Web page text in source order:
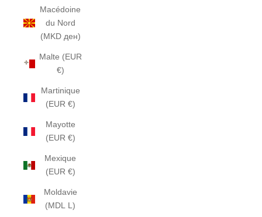
Macédoine
du Nord
(MKD ден)
Malte (EUR
€)
Martinique
(EUR €)
Mayotte
(EUR €)
Mexique
(EUR €)
Moldavie
(MDL L)